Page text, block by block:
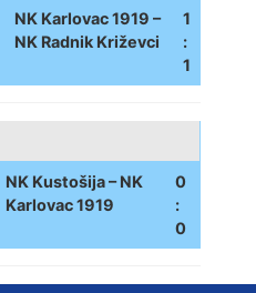
NK Karlovac 1919 –
NK Radnik Križevci
1
:
1
NK Kustošija – NK
Karlovac 1919
0
:
0